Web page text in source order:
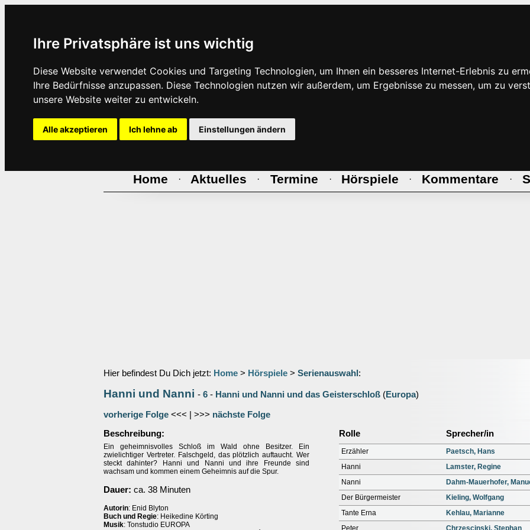
Ihre Privatsphäre ist uns wichtig
Diese Website verwendet Cookies und Targeting Technologien, um Ihnen ein besseres Internet-Erlebnis zu
Ihre Bedürfnisse anzupassen. Diese Technologien nutzen wir außerdem, um Ergebnisse zu messen, um zu
unsere Website weiter zu entwickeln.
Alle akzeptieren Ich lehne ab Einstellungen ändern
Home · Aktuelles · Termine · Hörspiele · Kommentare ·
Hier befindest Du Dich jetzt: Home > Hörspiele > Serienauswahl :
Hanni und Nanni - 6 - Hanni und Nanni und das Geisterschloß (Europa)
vorherige Folge <<< | >>> nächste Folge
Beschreibung:
Ein geheimnisvolles Schloß im Wald ohne Besitzer. Ein
zwielichtiger Vertreter. Falschgeld, das plötzlich auftaucht. Wer
steckt dahinter? Hanni und Nanni und ihre Freunde sind
wachsam und kommen einem Geheimnis auf die Spur.
Dauer: ca. 38 Minuten
Autorin: Enid Blyton
Buch und Regie: Heikedine Körting
Musik: Tonstudio EUROPA
Rolle Sprecher/in
Erzähler
Paetsch, Hans
Hanni
Lamster, Regine
Nanni
Dahm-Mauerhofer,
Der Bürgermeister
Kieling, Wolfgang
Tante Erna
Kehlau, Marianne
Peter
Chrzescinski, Stephan